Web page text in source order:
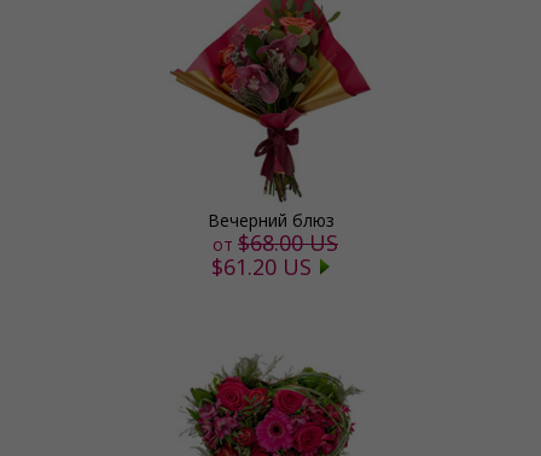
Вечерний блюз
от $68.00 US
$61.20 US